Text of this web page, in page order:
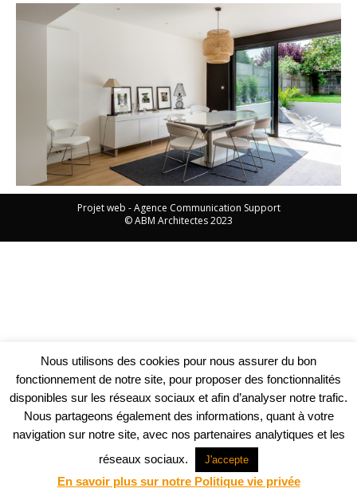
Projet web -Agence Communication Support
© ABM Architectes 2023
Nous utilisons des cookies pour nous assurer du bon
fonctionnement de notre site, pour proposer des fonctionnalités
disponibles sur les réseaux sociaux et afin d’analyser notre trafic.
Nous partageons également des informations, quant à votre
navigation sur notre site, avec nos partenaires analytiques et les
réseaux sociaux.
J'accepte
En savoir plus sur notre Politique vie privée